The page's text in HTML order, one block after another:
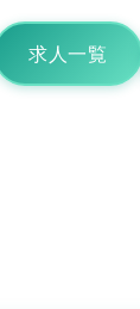
求人一覧